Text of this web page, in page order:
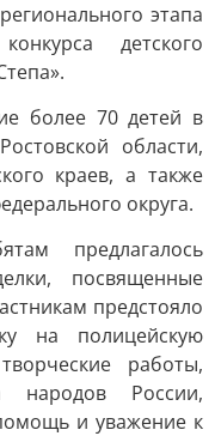
этапа
детского
более 70 детей в
области,
краев, а также
округа.
предлагалось
посвященные
предстояло
на полицейскую
работы,
народов России,
и уважение к